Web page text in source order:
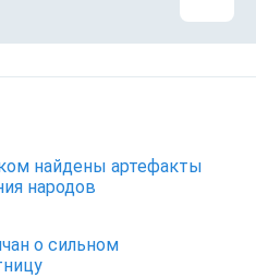
найдены артефакты
народов
о сильном